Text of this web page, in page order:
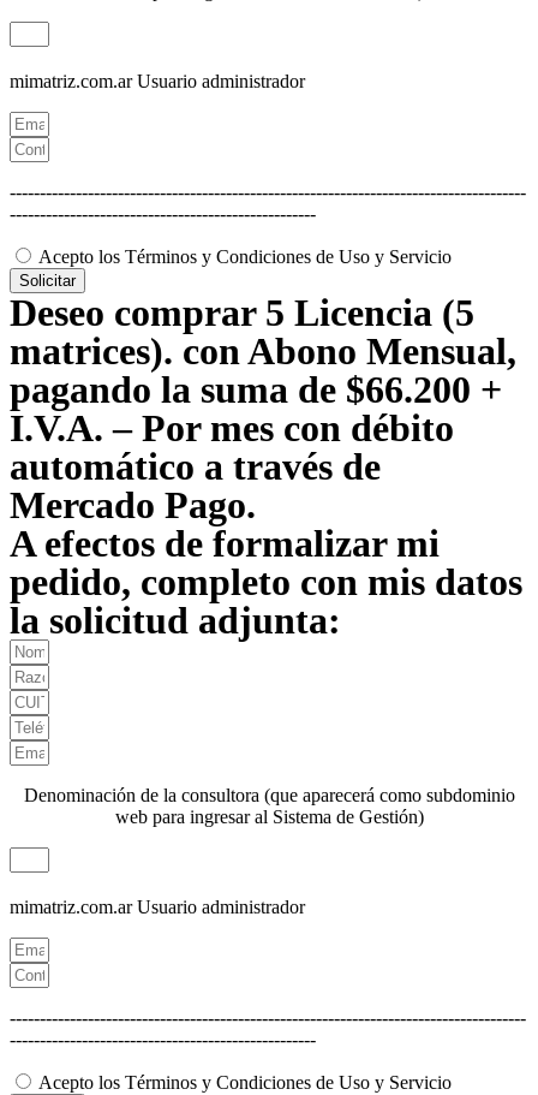
mimatriz.com.ar Usuario administrador
--------------------------------------------------------------------------------------
---------------------------------------------------
Acepto los Términos y Condiciones de Uso y Servicio
Solicitar
Deseo comprar 5 Licencia (5
matrices). con Abono Mensual,
pagando la suma de $66.200 +
I.V.A. – Por mes con débito
automático a través de
Mercado Pago.
A efectos de formalizar mi
pedido, completo con mis datos
la solicitud adjunta:
Denominación de la consultora (que aparecerá como subdominio
web para ingresar al Sistema de Gestión)
mimatriz.com.ar Usuario administrador
--------------------------------------------------------------------------------------
---------------------------------------------------
Acepto los Términos y Condiciones de Uso y Servicio